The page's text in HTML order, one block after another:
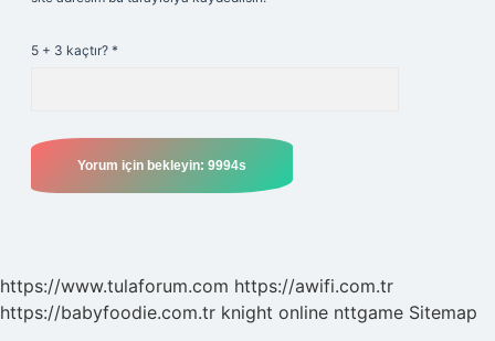
5 + 3 kaçtır? *
https://www.tulaforum.com https://awifi.com.tr
https://babyfoodie.com.tr knight online nttgame Sitemap